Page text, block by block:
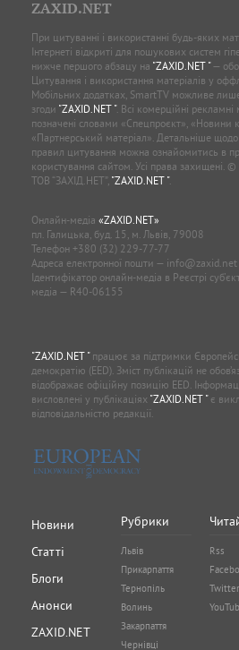
ZAXID.NET
При цитуванні і використанні будь-яких
Інтернеті відкриті для пошукових систем
нижче першого абзацу на "ZAXID.NET "—
Цитування і використання матеріалів у
Мобільних додатках, SmartTV можливе
згоди "ZAXID.NET ". Всі комерційні рекламні
позначені словами «Спецпроєкт», «Новини
«Партнерський матеріал». Детальніше
правил цитування можна ознайомитись в
користування сайтом. Усі права
ТОВ “ЗАХІД.НЕТ”, "ZAXID.NET ".
Онлайн-медіа «ZAXID.NET»
пл. Галицька, буд. 15, м. Львів, 79008
Телефон +380 (32) 229-77-77
Адреса електронної пошти — info@zaxid.net
Ідентифікатор онлайн-медіа в Реєстрі
медіа — R40-06155
"ZAXID.NET "працює за підтримки
демократію (EED). Зміст публікацій не
відображає офіційну позицію EED.
висловлені у публікаціях "ZAXID.NET "є
відповідальністю редакції.
Новини
Статті
Блоги
Анонси
ZAXID.NET
Рубрики
Львів
Прикарпаття
Тернопіль
Волинь
Закарпаття
Чернівці
Rss
Twitter